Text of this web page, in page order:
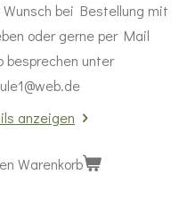
bei Bestellung mit
oder gerne per Mail
besprechen unter
anzeigen
Warenkorb